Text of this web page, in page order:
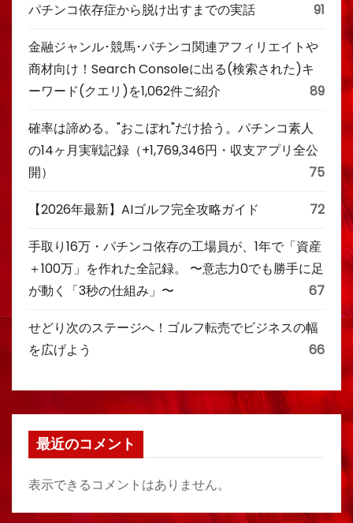
パチンコ依存症から脱け出すまでの実話 91
金融ジャンル･競馬･パチンコ関連アフィリエイトや
商材向け！Search Consoleに出る(検索された)キ
ーワード(クエリ)を1,062件ご紹介
89
確率は諦める。"おこぼれ"だけ拾う。パチンコ素人
の14ヶ月実戦記録（+1,769,346円・収支アプリ全公
開）
75
【2026年最新】AIゴルフ完全攻略ガイド 72
手取り16万・パチンコ依存の工場員が、1年で「資産
＋100万」を作れた全記録。 〜意志力0でも勝手に足
が動く「3秒の仕組み」〜
67
せどり次のステージへ！ゴルフ転売でビジネスの幅
を広げよう
66
最近のコメント
表示できるコメントはありません。